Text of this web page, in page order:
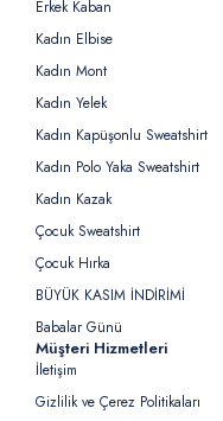
Erkek Kaban
Kadın Elbise
Kadın Mont
Kadın Yelek
Kadın Kapüşonlu Sweatshirt
Kadın Polo Yaka Sweatshirt
Kadın Kazak
Çocuk Sweatshirt
Çocuk Hırka
BÜYÜK KASIM İNDİRİMİ
Babalar Günü
Müşteri Hizmetleri
İletişim
Gizlilik ve Çerez Politikaları